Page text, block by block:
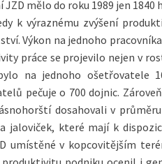
JZD mělo do roku 1989 jen
k výraznému zvýšení
Výkon na jednoho
práce se projevilo nejen v
na jednoho ošetřovatele
pečuje o 700 dojnic.
dosahovali v
jaloviček, které mají k
umístěné v kopcovitějším